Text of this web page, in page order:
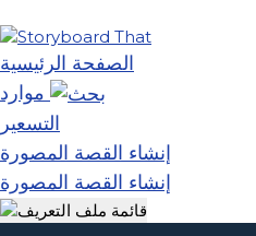
الصفحة الرئيسية
موارد
التسعير
إنشاء القصة المصورة
إنشاء القصة المصورة